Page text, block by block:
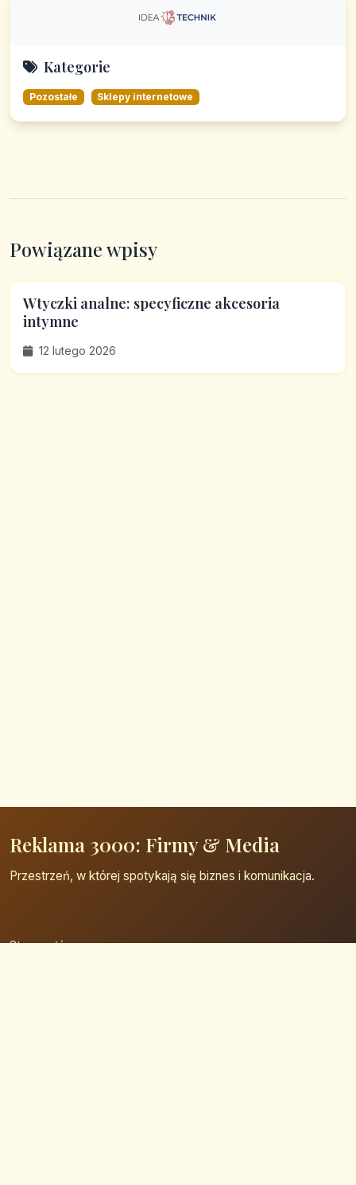
Kategorie
Pozostałe Sklepy internetowe
Powiązane wpisy
Wtyczki analne: specyficzne akcesoria
intymne
12 lutego 2026
Reklama 3000: Firmy & Media
Przestrzeń, w której spotykają się biznes i komunikacja.
Strona główna